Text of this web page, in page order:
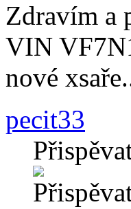
Zdravím a
VIN
nové
pecit33